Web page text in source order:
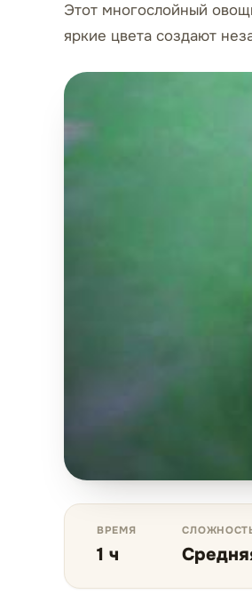
Этот многослойный
яркие цвета создают
ВРЕМЯ
1 ч